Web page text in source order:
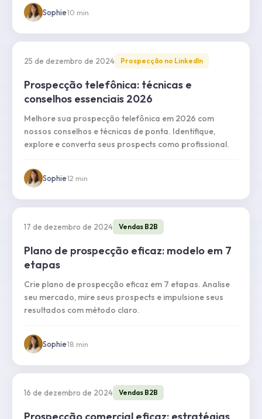
Sophie·10 min
25 de dezembro de 2024 Prospecção no LinkedIn
Prospecção telefônica: técnicas e
conselhos essenciais 2026
Melhore sua prospecção telefônica em 2026 com
nossos conselhos e técnicas de ponta. Identifique,
explore e converta seus prospects como profissional.
Sophie·12 min
17 de dezembro de 2024 Vendas B2B
Plano de prospecção eficaz: modelo em 7
etapas
Crie plano de prospecção eficaz em 7 etapas. Analise
seu mercado, mire seus prospects e impulsione seus
resultados com método claro.
Sophie·18 min
16 de dezembro de 2024 Vendas B2B